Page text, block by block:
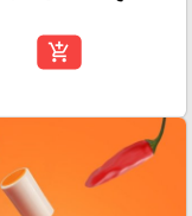
add_shopping_cart